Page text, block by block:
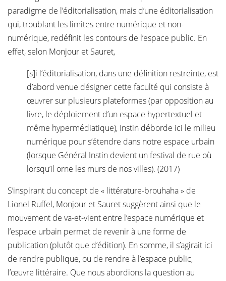
paradigme de l’éditorialisation, mais d’une éditorialisation
qui, troublant les limites entre numérique et non-
numérique, redéfinit les contours de l’espace public. En
effet, selon Monjour et Sauret,
[s]i l’éditorialisation, dans une définition restreinte, est
d’abord venue désigner cette faculté qui consiste à
œuvrer sur plusieurs plateformes (par opposition au
livre, le déploiement d’un espace hypertextuel et
même hypermédiatique), Instin déborde ici le milieu
numérique pour s’étendre dans notre espace urbain
(lorsque Général Instin devient un festival de rue où
lorsqu’il orne les murs de nos villes). (2017)
S’inspirant du concept de « littérature-brouhaha » de
Lionel Ruffel, Monjour et Sauret suggèrent ainsi que le
mouvement de va-et-vient entre l’espace numérique et
l’espace urbain permet de revenir à une forme de
publication (plutôt que d’édition). En somme, il s’agirait ici
de rendre publique, ou de rendre à l’espace public,
l’œuvre littéraire. Que nous abordions la question au